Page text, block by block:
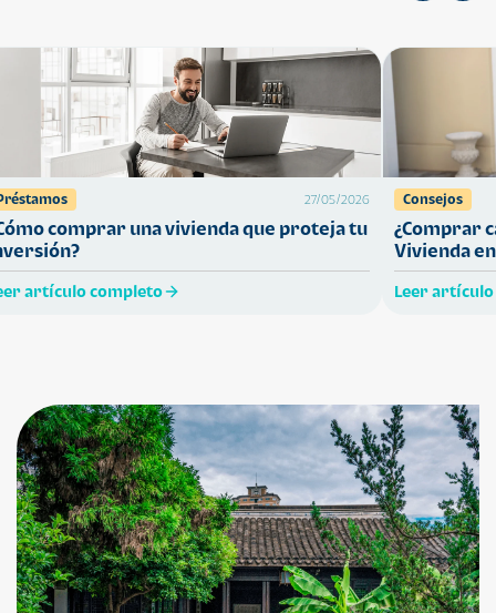
27/05/2026
comprar una vivienda que proteja tu
artículo completo
Consejos
¿Comprar
Vivienda
Leer